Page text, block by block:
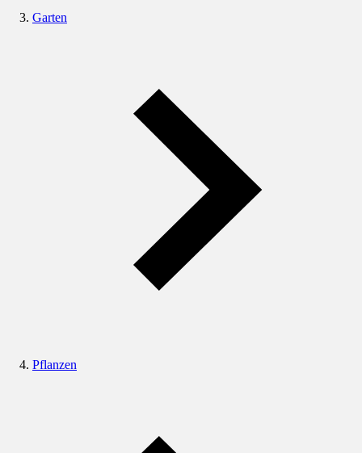
Garten
Pflanzen